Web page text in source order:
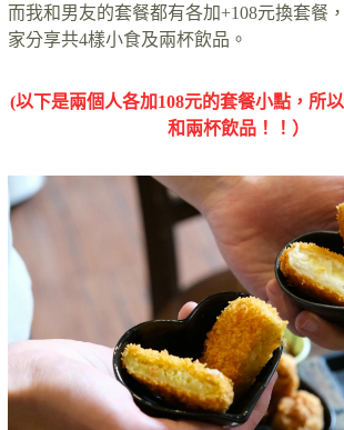
而我和男友的套餐都有各加+108元換套餐
家分享共4樣小食及兩杯飲品。
(以下是兩個人各加108元的套餐小點，所
和兩杯飲品！！）